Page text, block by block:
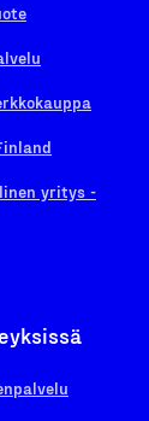
yritys -